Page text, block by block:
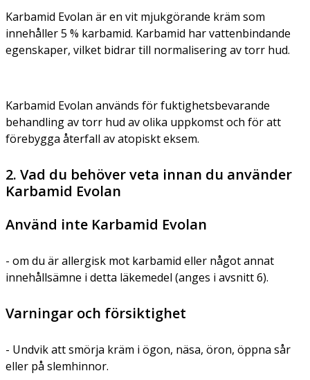
Karbamid Evolan är en vit mjukgörande kräm som
innehåller 5 % karbamid. Karbamid har vattenbindande
egenskaper, vilket bidrar till normalisering av torr hud.
Karbamid Evolan används för fuktighetsbevarande
behandling av torr hud av olika uppkomst och för att
förebygga återfall av atopiskt eksem.
2. Vad du behöver veta innan du använder
Karbamid Evolan
Använd inte Karbamid Evolan
- om du är allergisk mot karbamid eller något annat
innehållsämne i detta läkemedel (anges i avsnitt 6).
Varningar och försiktighet
- Undvik att smörja kräm i ögon, näsa, öron, öppna sår
eller på slemhinnor.